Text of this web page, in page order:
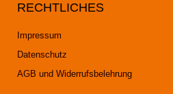
RECHTLICHES
Impressum
Datenschutz
AGB und Widerrufsbelehrung